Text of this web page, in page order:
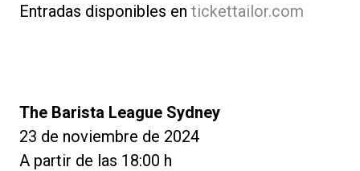
Entradas disponibles en tickettailor.com
The Barista League Sydney
23 de noviembre de 2024
A partir de las 18:00 h